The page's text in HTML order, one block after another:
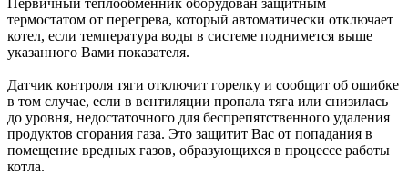
термостатом от перегрева, который автоматически отключает
котел, если температура воды в системе поднимется выше
указанного Вами показателя.
Датчик контроля тяги отключит горелку и сообщит об ошибке
в том случае, если в вентиляции пропала тяга или снизилась
до уровня, недостаточного для беспрепятственного удаления
продуктов сгорания газа. Это защитит Вас от попадания в
помещение вредных газов, образующихся в процессе работы
котла.